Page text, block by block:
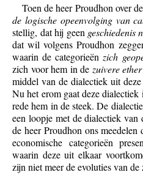
Toen de heer Proudhon over
de logische opeenvolging van
stellig, dat hij geen geschiedenis
dat wil volgens Proudhon
waarin de categorieënzich
zich voor hem in de zuivere
middel van de dialectiek uit
Nu het erom gaat deze
rede hem in de steek. De
een loopje met de dialectiek van
de heer Proudhon ons
economische categorieën
waarin deze uit elkaar
zijn niet meer de evoluties van de